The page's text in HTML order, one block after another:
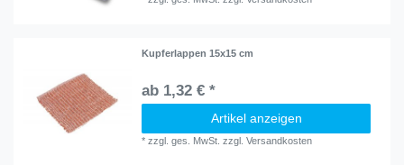
Kupferlappen 15x15 cm
ab 1,32 € *
Artikel anzeigen
*zzgl. ges. MwSt. zzgl.Versandkosten